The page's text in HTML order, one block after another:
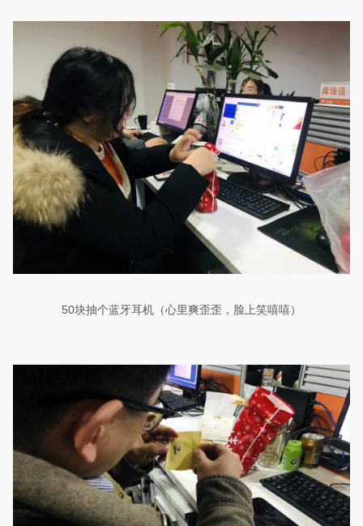
50块抽个蓝牙耳机（心里爽歪歪，脸上笑嘻嘻）